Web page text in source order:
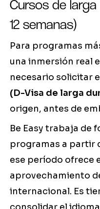
Cursos de
12 semanas)
Para programas
una inmersión real
necesario solicitar
(D-Visa de larga
origen, antes de
Be Easy trabaja de
programas a partir
ese período ofrece
aprovechamiento
internacional. Es